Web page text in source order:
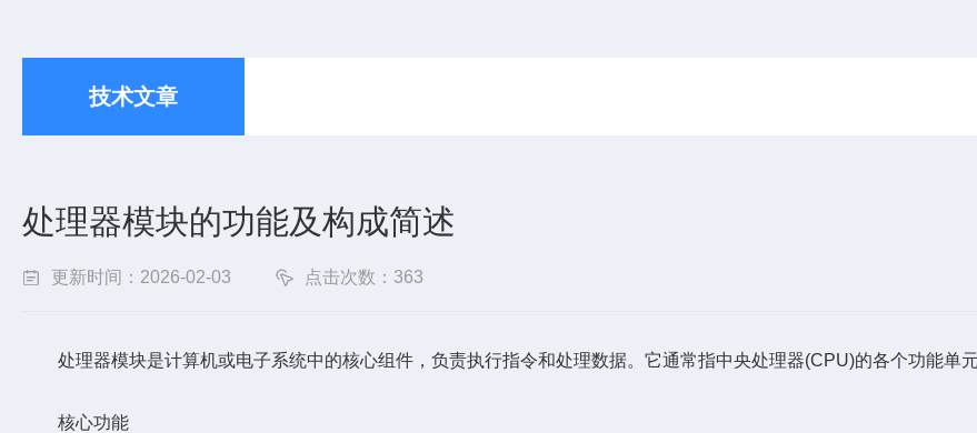
技术文章
处理器模块的功能及构成简述
更新时间：2026-02-03 点击次数：363
处理器模块是计算机或电子系统中的核心组件，负责执行指令和处理数据。它通常指中央处理器(CPU)的各个功能单
核心功能